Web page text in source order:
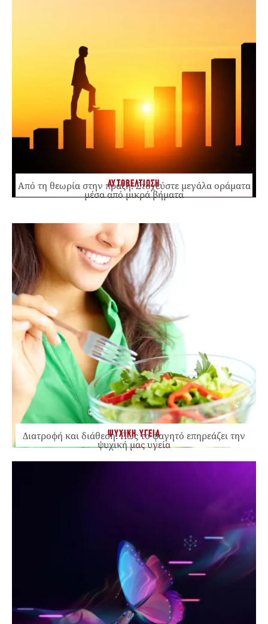
ΑΥΤΟΒΕΛΤΙΩΣΗ
Από τη θεωρία στην πράξη: Στοχεύστε μεγάλα οράματα
μέσα από μικρά βήματα
ΨΥΧΙΚΗ ΥΓΕΙΑ
Διατροφή και διάθεση: Πώς το φαγητό επηρεάζει την
ψυχική μας υγεία